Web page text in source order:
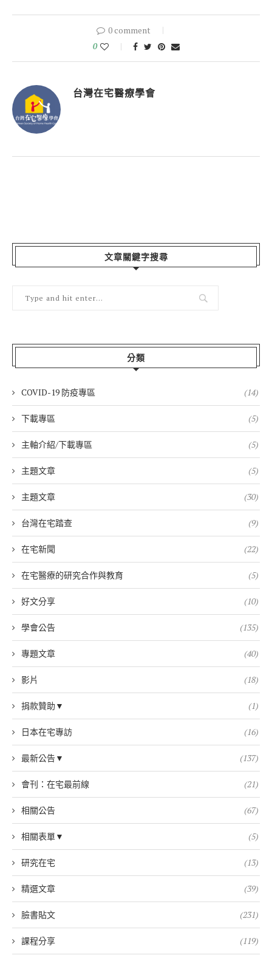
0 comment
0
台灣在宅醫療學會
文章關鍵字搜尋
分類
COVID-19 防疫專區 (14)
下載專區 (5)
主軸介紹/下載專區 (5)
主題文章 (5)
主題文章 (30)
台灣在宅踏查 (9)
在宅新聞 (22)
在宅醫療的研究合作與教育 (5)
好文分享 (10)
學會公告 (135)
專題文章 (40)
影片 (18)
捐款贊助▼ (1)
日本在宅專訪 (16)
最新公告▼ (137)
會刊：在宅最前線 (21)
相關公告 (67)
相關表單▼ (5)
研究在宅 (13)
精選文章 (39)
臉書貼文 (231)
課程分享 (119)